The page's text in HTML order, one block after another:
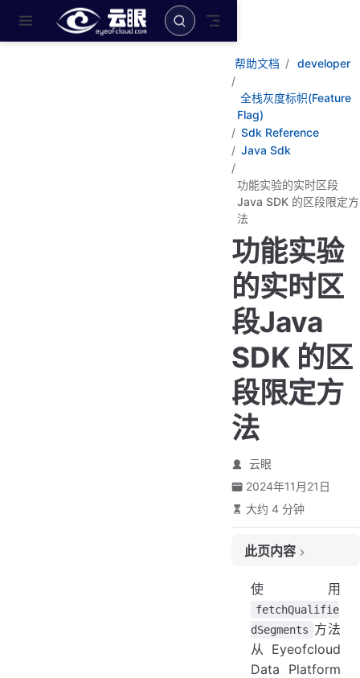
跳至主要內容
帮助文档 developer
全栈灰度标帜(Feature
Flag)
Sdk Reference
Java Sdk
功能实验的实时区段
Java SDK 的区段限定方
法
功能实验
的实时区
段Java
SDK 的区
段限定方
法
云眼
2024年11月21日
大约 4 分钟
此页内容
fetchQualifiedSegments
描述
参数
使用
fetchQualifie
dSegments 方法
从 Eyeofcloud
Data Platform